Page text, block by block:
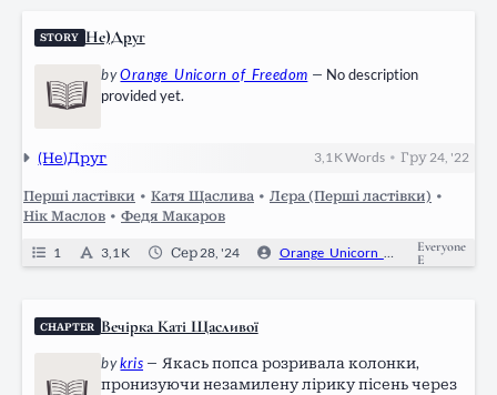
STORY Не)Друг
byOrange_Unicorn_of_Freedom — No description
provided yet.
(Не)Друг 3,1 KWords •Гру 24, '22
Перші ластівки • Катя Щаслива • Лєра (Перші ластівки) •
Нік Маслов • Федя Макаров
1 3,1 K Сер 28, '24 Orange_Unicorn_of_Freedom
Everyone
E
CHAPTER Вечірка Каті Щасливої
bykris — Якась попса розривала колонки,
пронизуючи незамилену лірику пісень через